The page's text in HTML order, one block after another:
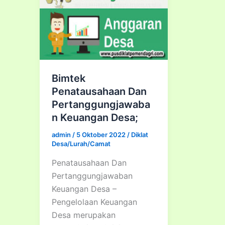
Bimtek
Penatausahaan Dan
Pertanggungjawaba
n Keuangan Desa;
admin / 5 Oktober 2022 / Diklat
Desa/Lurah/Camat
Penatausahaan Dan
Pertanggungjawaban
Keuangan Desa –
Pengelolaan Keuangan
Desa merupakan